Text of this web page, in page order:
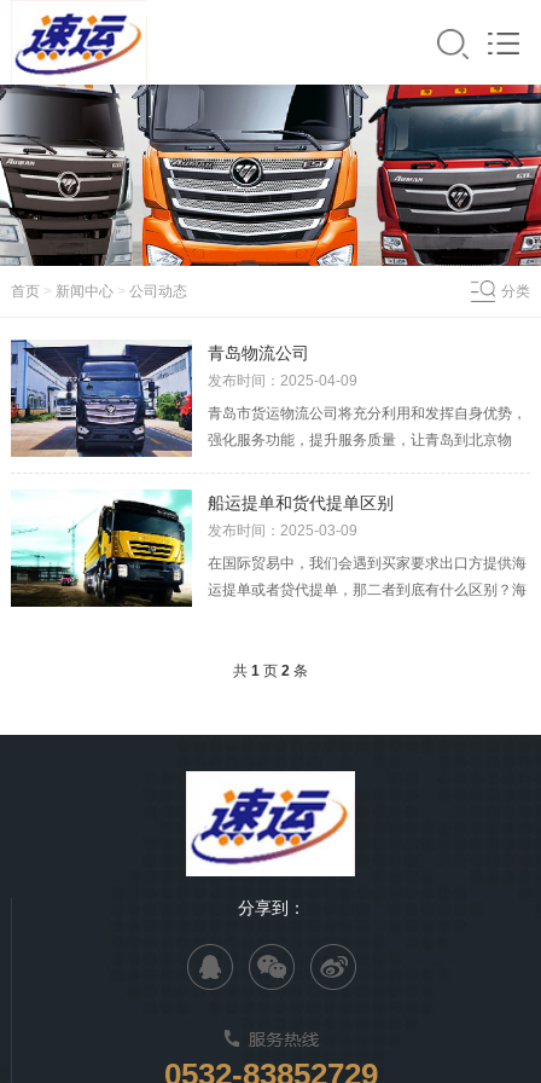
首页> 新闻中心> 公司动态 分类
青岛物流公司
发布时间：2025-04-09
青岛市货运物流公司将充分利用和发挥自身优势，
强化服务功能，提升服务质量，让青岛到北京物
庆物流，青岛到大连物流等等一系列的专线都力树
服务品牌，不断巩固和加强已有的国际型运作平
船运提单和货代提单区别
发布时间：2025-03-09
在国际贸易中，我们会遇到买家要求出口方提供海
运提单或者贷代提单，那二者到底有什么区别？海
的一种货物收据。二是承托双方运输契约成立的凭
共 1 页 2 条
分享到：
0532-83852729